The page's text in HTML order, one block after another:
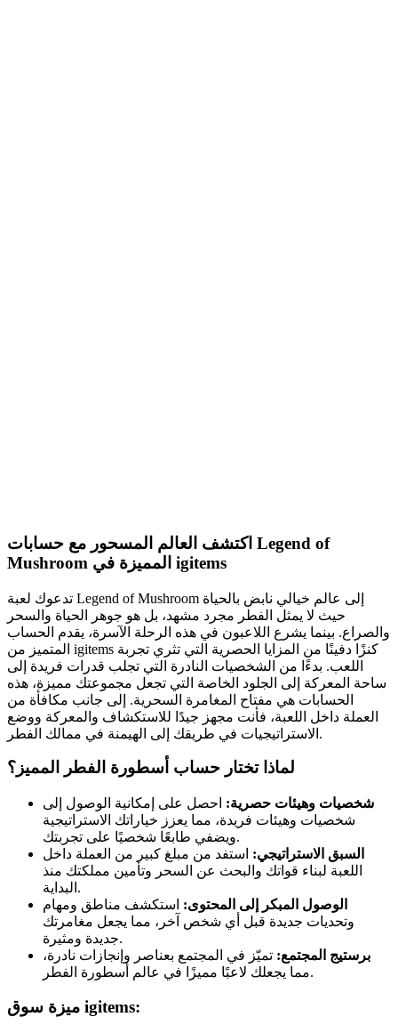
اكتشف العالم المسحور مع حسابات Legend of
Mushroom المميزة في igitems
تدعوك لعبة Legend of Mushroom إلى عالم خيالي نابض بالحياة
حيث لا يمثل الفطر مجرد مشهد، بل هو جوهر الحياة والسحر
والصراع. بينما يشرع اللاعبون في هذه الرحلة الآسرة، يقدم الحساب
المتميز من igitems كنزًا دفينًا من المزايا الحصرية التي تثري تجربة
اللعب. بدءًا من الشخصيات النادرة التي تجلب قدرات فريدة إلى
ساحة المعركة إلى الجلود الخاصة التي تجعل مجموعتك مميزة، هذه
الحسابات هي مفتاح المغامرة السحرية. إلى جانب مكافأة من
العملة داخل اللعبة، فأنت مجهز جيدًا للاستكشاف والمعركة ووضع
الاستراتيجيات في طريقك إلى الهيمنة في ممالك الفطر.
لماذا تختار حساب أسطورة الفطر المميز؟
شخصيات وهيئات حصرية: احصل على إمكانية الوصول إلى
شخصيات وهيئات فريدة، مما يعزز خياراتك الاستراتيجية
ويضفي طابعًا شخصيًا على تجربتك.
السبق الاستراتيجي: استفد من مبلغ كبير من العملة داخل
اللعبة لبناء قواتك والبحث عن السحر وتأمين مملكتك منذ
البداية.
الوصول المبكر إلى المحتوى: استكشف مناطق ومهام
وتحديات جديدة قبل أي شخص آخر، مما يجعل مغامرتك
جديدة ومثيرة.
برستيج المجتمع: تميّز في المجتمع بعناصر وإنجازات نادرة،
مما يجعلك لاعبًا مميزًا في عالم أسطورة الفطر.
ميزة سوق igitems: